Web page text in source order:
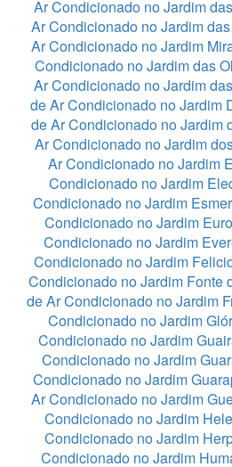
Ar Condicionado no Jardim
Ar Condicionado no Jardim
Ar Condicionado no Jardim
Condicionado no Jardim das
Ar Condicionado no Jardim
de Ar Condicionado no Jardim
de Ar Condicionado no Jardim
Ar Condicionado no Jardim
Ar Condicionado no Jardim
Condicionado no Jardim
Condicionado no Jardim
Condicionado no Jardim
Condicionado no Jardim
Condicionado no Jardim
Condicionado no Jardim Fonte
de Ar Condicionado no Jardim
Condicionado no Jardim
Condicionado no Jardim
Condicionado no Jardim
Condicionado no Jardim
Ar Condicionado no Jardim
Condicionado no Jardim
Condicionado no Jardim
Condicionado no Jardim